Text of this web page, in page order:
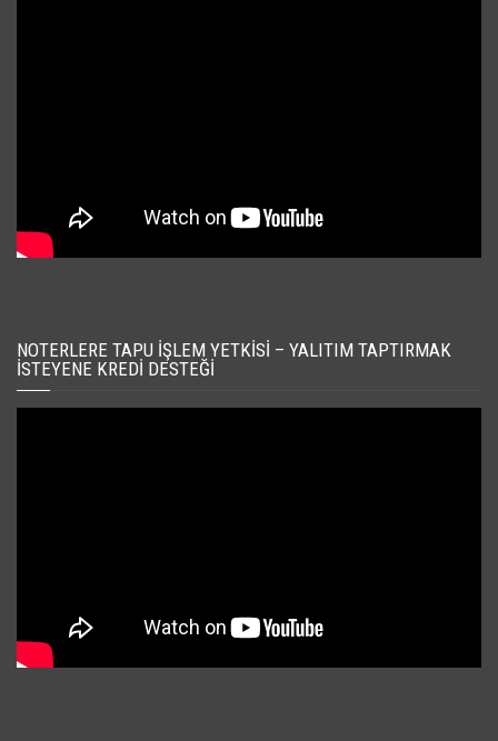
NOTERLERE TAPU İŞLEM YETKISI – YALITIM TAPTIRMAK
İSTEYENE KREDI DESTEĞI